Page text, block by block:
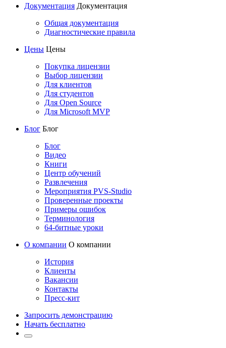
Документация Документация
Общая документация
Диагностические правила
Цены Цены
Покупка лицензии
Выбор лицензии
Для клиентов
Для студентов
Для Open Source
Для Microsoft MVP
Блог Блог
Блог
Видео
Книги
Центр обучений
Развлечения
Мероприятия PVS-Studio
Проверенные проекты
Примеры ошибок
Терминология
64-битные уроки
О компании О компании
История
Клиенты
Вакансии
Контакты
Пресс-кит
Запросить демонстрацию
Начать бесплатно